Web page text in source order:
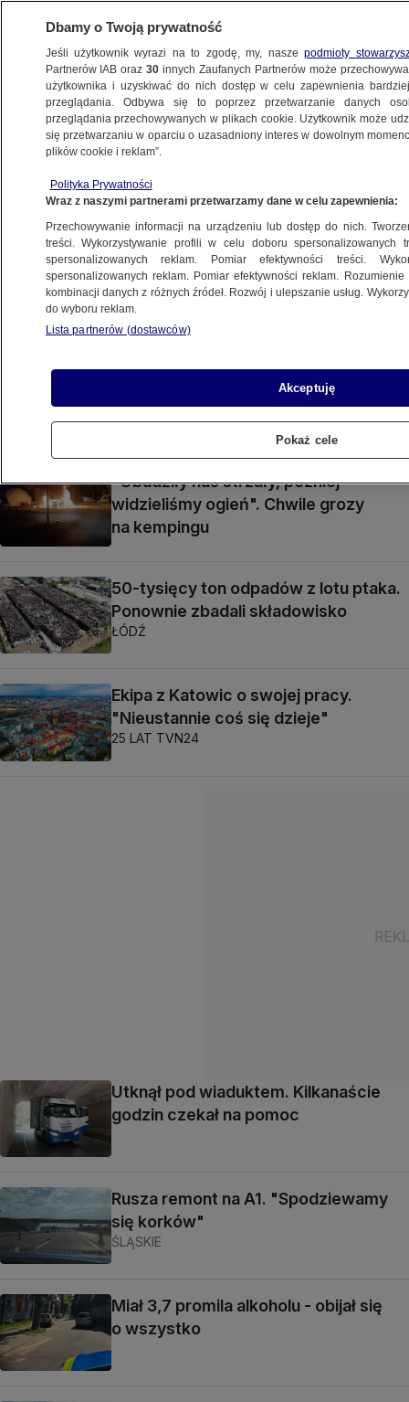
KATOWICE
Mały chłopiec sam na ulicy
Celowo zaorał świeżo wylany asfalt
na drodze. Zarzut dla rolnika
Zakaz wstępu do lasów po nawałnicy
"Obudziły nas strzały, później
widzieliśmy ogień". Chwile grozy
na kempingu
50-tysięcy ton odpadów z lotu ptaka.
Ponownie zbadali składowisko
ŁÓDŹ
Ekipa z Katowic o swojej pracy.
"Nieustannie coś się dzieje"
25 LAT TVN24
Utknął pod wiaduktem. Kilkanaście
godzin czekał na pomoc
Rusza remont na A1. "Spodziewamy
się korków"
ŚLĄSKIE
Miał 3,7 promila alkoholu - obijał się
o wszystko
Dbamy o Twoją prywatność
Jeśli użytkownik wyrazi na to zgodę, my, naszepodmioty
Partnerów IAB oraz30 innych Zaufanych Partnerów może
użytkownika i uzyskiwać do nich dostęp w celu zapewnienia
przeglądania. Odbywa się to poprzez przetwarzanie danych
przeglądania przechowywanych w plikach cookie. Użytkownik może
się przetwarzaniu w oparciu o uzasadniony interes w dowolnym
plików cookie i reklam”.
Polityka Prywatności
Wraz z naszymi partnerami przetwarzamy dane w celu zapewnienia:
Przechowywanie informacji na urządzeniu lub dostęp do nich.
treści. Wykorzystywanie profili w celu doboru spersonalizowanych
spersonalizowanych reklam. Pomiar efektywności treści.
spersonalizowanych reklam. Pomiar efektywności reklam.
kombinacji danych z różnych źródeł. Rozwój i ulepszanie usług.
do wyboru reklam.
Lista partnerów (dostawców)
Akceptuję
Pokaż cele